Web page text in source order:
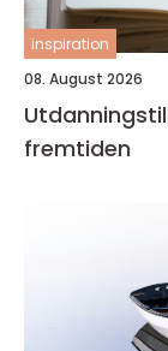
inspiration
08. August 2026
fremtiden